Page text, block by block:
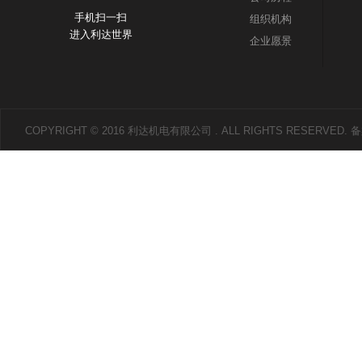
手机扫一扫
进入利达世界
组织机构
企业愿景
COPYRIGHT © 2016 利达机电有限公司 . ALL RIGHTS RESERVED.